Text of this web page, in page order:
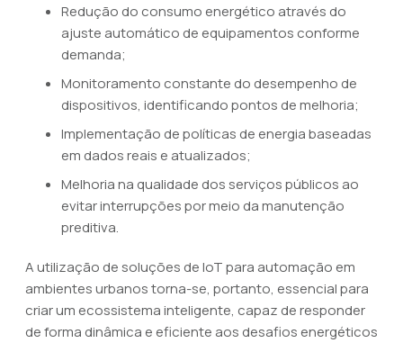
Redução do consumo energético através do
ajuste automático de equipamentos conforme
demanda;
Monitoramento constante do desempenho de
dispositivos, identificando pontos de melhoria;
Implementação de políticas de energia baseadas
em dados reais e atualizados;
Melhoria na qualidade dos serviços públicos ao
evitar interrupções por meio da manutenção
preditiva.
A utilização de soluções de IoT para automação em
ambientes urbanos torna-se, portanto, essencial para
criar um ecossistema inteligente, capaz de responder
de forma dinâmica e eficiente aos desafios energéticos